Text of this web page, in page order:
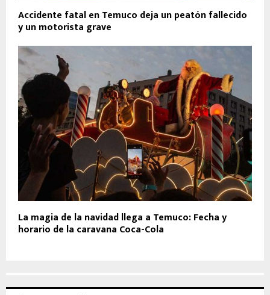
Accidente fatal en Temuco deja un peatón fallecido
y un motorista grave
La magia de la navidad llega a Temuco: Fecha y
horario de la caravana Coca-Cola